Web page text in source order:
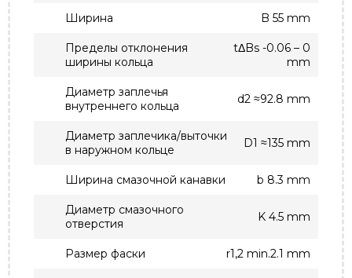
Ширина B 55 mm
Пределы отклонения
ширины кольца
tΔBs -0.06 – 0
mm
Диаметр заплечья
внутреннего кольца
d2 ≈92.8 mm
Диаметр заплечика/выточки
в наружном кольце
D1 ≈135 mm
Ширина смазочной канавки b 8.3 mm
Диаметр смазочного
отверстия
K 4.5 mm
Размер фаски r1,2 min.2.1 mm